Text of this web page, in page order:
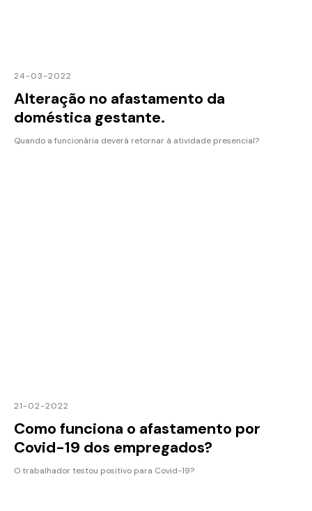
24-03-2022
Alteração no afastamento da
doméstica gestante.
Quando a funcionária deverá retornar à atividade presencial?
21-02-2022
Como funciona o afastamento por
Covid-19 dos empregados?
O trabalhador testou positivo para Covid-19?